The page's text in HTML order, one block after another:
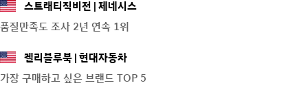
스트래티직비전
제네시스
품질만족도 조사 2년 연속 1위
켈리블루북 현대자동차
가장 구매하고 싶은 브랜드 TOP 5